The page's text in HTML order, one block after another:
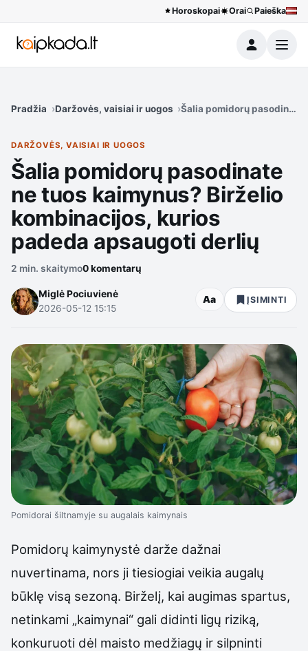
Horoskopai Orai Paieška
Meniu
Pradžia Daržovės, vaisiai ir uogos Šalia pomidorų
DARŽOVĖS, VAISIAI IR UOGOS
Šalia pomidorų pasodinate
ne tuos kaimynus? Birželio
kombinacijos, kurios
padeda apsaugoti derlių
2 min. skaitymo0 komentarų
Miglė Pociuvienė
2026-05-12 15:15
Aa ĮSIMINTI
Pomidorai šiltnamyje su augalais kaimynais
Pomidorų kaimynystė darže dažnai
nuvertinama, nors ji tiesiogiai veikia augalų
būklę visą sezoną. Birželį, kai augimas spartus,
netinkami „kaimynai“ gali didinti ligų riziką,
konkuruoti dėl maisto medžiagų ir silpninti